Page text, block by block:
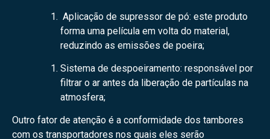
Aplicação de supressor de pó: este produto
forma uma película em volta do material,
reduzindo as emissões de poeira;
Sistema de despoeiramento: responsável por
filtrar o ar antes da liberação de partículas na
atmosfera;
Outro fator de atenção é a conformidade dos tambores
com os transportadores nos quais eles serão